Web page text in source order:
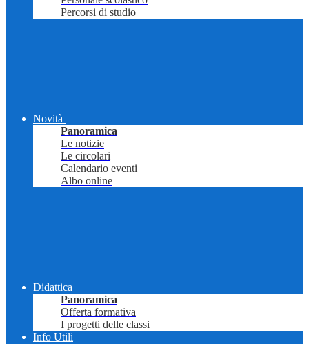
Percorsi di studio
Novità
Panoramica
Le notizie
Le circolari
Calendario eventi
Albo online
Didattica
Panoramica
Offerta formativa
I progetti delle classi
Info Utili